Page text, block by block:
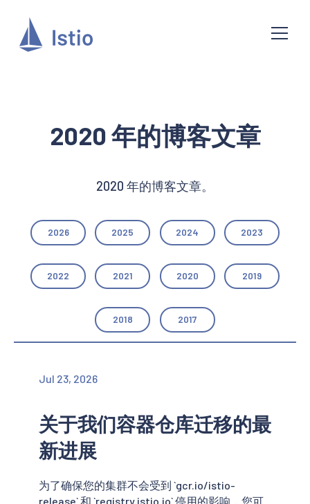
2020 年的博客文章
2020 年的博客文章。
2026 2025 2024 2023
2022 2021 2020 2019
2018 2017
Jul 23, 2026
关于我们容器仓库迁移的最
新进展
为了确保您的集群不会受到 `gcr.io/istio-
release` 和 `registry.istio.io` 停用的影响，您可